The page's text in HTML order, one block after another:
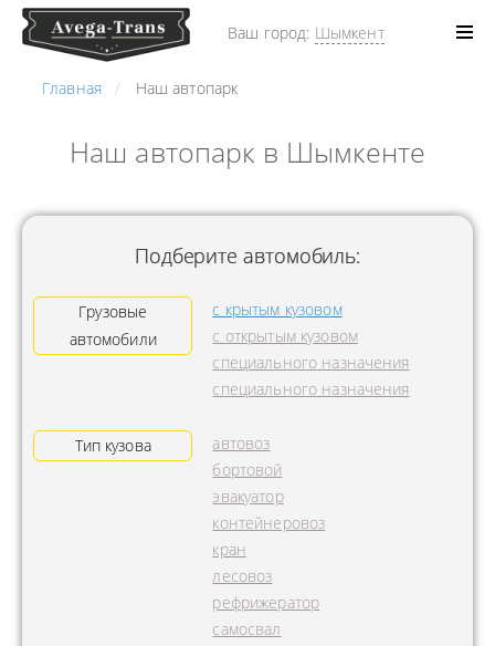
Ваш город: Шымкент
Главная Наш автопарк
Наш автопарк в Шымкенте
Подберите автомобиль:
Грузовые
автомобили
с крытым кузовом
с открытым кузовом
специального назначения
специального назначения
Тип кузова
автовоз
бортовой
эвакуатор
контейнеровоз
кран
лесовоз
рефрижератор
самосвал